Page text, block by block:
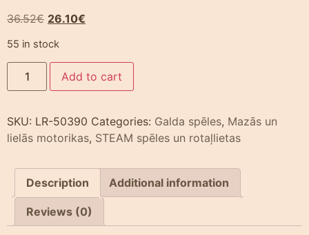
36.52€ 26.10€
55 in stock
Add to cart
SKU: LR-50390 Categories: Galda spēles, Mazās un
lielās motorikas, STEAM spēles un rotaļlietas
Description Additional information
Reviews (0)